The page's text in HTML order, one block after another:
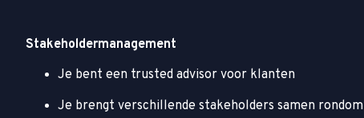
Stakeholdermanagement
Je bent een trusted advisor voor klanten
Je brengt verschillende stakeholders samen